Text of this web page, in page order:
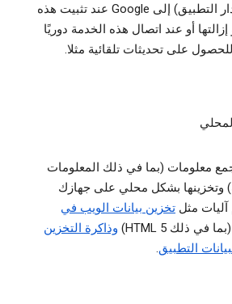
ورقم إصدار التطبيق) إلى Google عند تثبيت هذه
إزالتها أو عند اتصال هذه الخدمة دوريًا
على تحديثات تلقائية مثلا.
معلومات (بما في ذلك المعلومات
وتخزينها بشكل محلي على جهازك
آليات مثل تخزين بيانات الويب في
(بما في ذلك HTML 5)
وذاكرة التخزين
التطبيق.